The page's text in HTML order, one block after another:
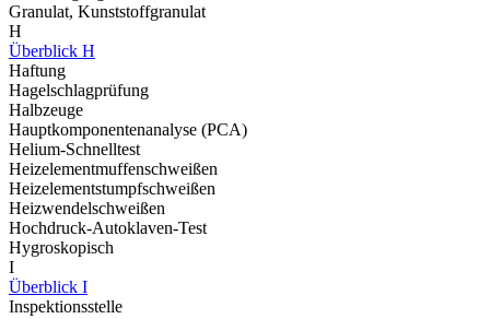
Granulat, Kunststoffgranulat
H
Überblick H
Haftung
Hagelschlagprüfung
Halbzeuge
Hauptkomponentenanalyse (PCA)
Helium-Schnelltest
Heizelementmuffenschweißen
Heizelementstumpfschweißen
Heizwendelschweißen
Hochdruck-Autoklaven-Test
Hygroskopisch
I
Überblick I
Inspektionsstelle